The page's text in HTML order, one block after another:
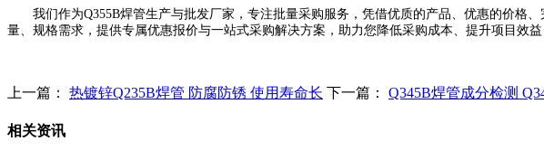
我们作为Q355B焊管生产与批发厂家，专注批量采购服务，凭借优质的产品、优惠的价格
量、规格需求，提供专属优惠报价与一站式采购解决方案，助力您降低采购成本、提升项目效
上一篇： 热镀锌Q235B焊管 防腐防锈 使用寿命长 下一篇： Q345B焊管成分检测
相关资讯